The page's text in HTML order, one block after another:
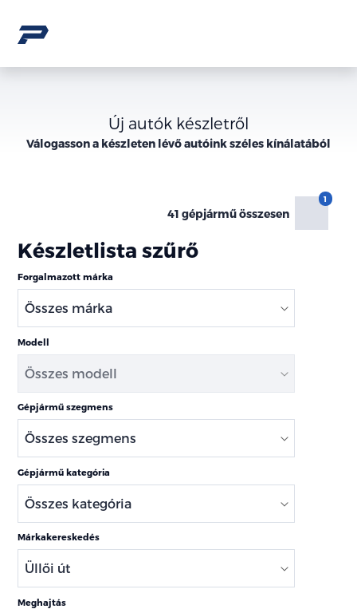
Új autók készletről
Válogasson a készleten lévőautóink széles kínálatából
41 gépjármű összesen
Készletlista szűrő
Forgalmazott márka
Modell
Gépjármű szegmens
Gépjármű kategória
Márkakereskedés
Meghajtás